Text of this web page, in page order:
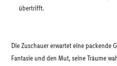
übertrifft.
Die Zuschauer erwartet eine packende
Fantasie und den Mut, seine Träume